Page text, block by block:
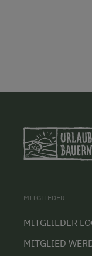
MITGLIEDER
MITGLIEDER
MITGLIED